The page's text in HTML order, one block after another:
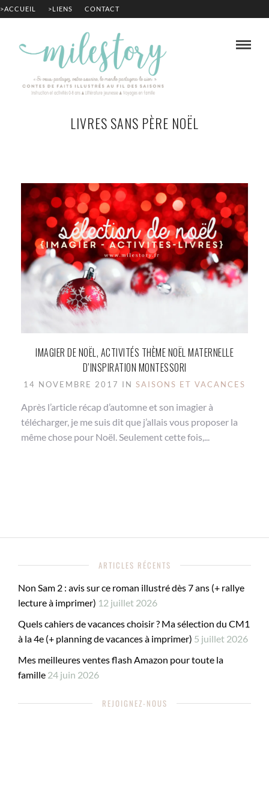
>ACCUEIL >LIENS CONTACT
LIVRES SANS PÈRE NOËL
IMAGIER DE NOËL, ACTIVITÉS THÈME NOËL MATERNELLE
D’INSPIRATION MONTESSORI
14 NOVEMBRE 2017 IN SAISONS ET VACANCES
Après l’article récap d’automne et son imagier à
télécharger, je me suis dit que j’allais vous proposer la
même chose pour Noël. Seulement cette fois,...
ARTICLES RÉCENTS
Non Sam 2 : avis sur ce roman illustré dès 7 ans (+ rallye
lecture à imprimer) 12 juillet 2026
Quels cahiers de vacances choisir ? Ma sélection du CM1
à la 4e (+ planning de vacances à imprimer) 5 juillet 2026
Mes meilleures ventes flash Amazon pour toute la
famille 24 juin 2026
REJOIGNEZ-NOUS